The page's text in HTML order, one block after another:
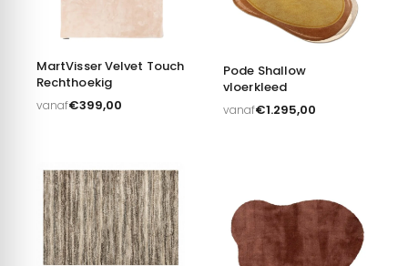
MartVisser Velvet Touch
Rechthoekig
vanaf€399,00
Pode Shallow
vloerkleed
vanaf€1.295,00